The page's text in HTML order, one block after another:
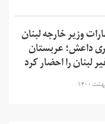
وزیر خارجه لبنان
داعش؛ عربستان
لبنان را احضار کرد